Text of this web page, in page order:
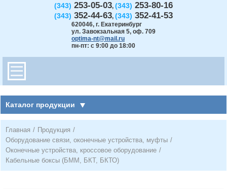
(343) 253-05-03, (343) 253-80-16
(343) 352-44-63, (343) 352-41-53
620046, г. Екатеринбург
ул. Завокзальная 5, оф. 709
optima-nt@mail.ru
пн-пт: с 9:00 до 18:00
Каталог продукции
Главная / Продукция /
Оборудование связи, оконечные устройства, муфты /
Оконечные устройства, кроссовое оборудование /
Кабельные боксы (БММ, БКТ, БКТО)